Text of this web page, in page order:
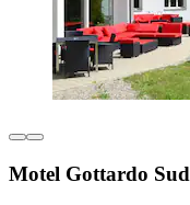
Motel Gottardo Sud